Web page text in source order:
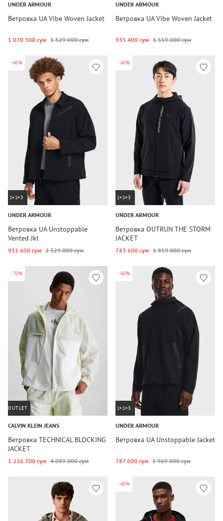
UNDER ARMOUR
Ветровка UA Vibe Woven Jacket
1 070 300 сум 1 529 000 сум
UNDER ARMOUR
Ветровка UA Vibe Woven Jacket
935 400 сум 1 559 000 сум
-60%
1+1=3
UNDER ARMOUR
Ветровка UA Unstoppable
Vented Jkt
931 600 сум 2 329 000 сум
-60%
1+1=3
UNDER ARMOUR
Ветровка OUTRUN THE STORM
JACKET
743 600 сум 1 859 000 сум
-70%
OUTLET
CALVIN KLEIN JEANS
Ветровка TECHNICAL BLOCKING
JACKET
1 226 700 сум 4 089 000 сум
-60%
1+1=3
UNDER ARMOUR
Ветровка UA Unstoppable Jacket
787 600 сум 1 969 000 сум
-60%